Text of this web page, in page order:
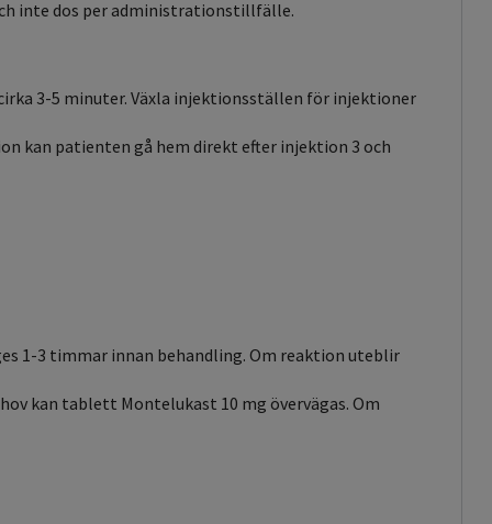
inte dos per administrationstillfälle.
3-5 minuter. Växla injektionsställen för injektioner
kan patienten gå hem direkt efter injektion 3 och
1-3 timmar innan behandling. Om reaktion uteblir
kan tablett Montelukast 10 mg övervägas. Om